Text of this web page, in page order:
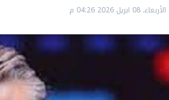
الأربعاء، 08 ابريل 2026 04:26 م